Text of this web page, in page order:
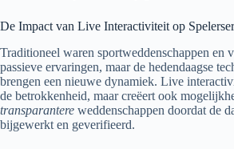
De Impact van Live Interactiviteit op
Traditioneel waren sportweddenschappen en
passieve ervaringen, maar de hedendaagse
brengen een nieuwe dynamiek. Live
de betrokkenheid, maar creëert ook
transparantere weddenschappen doordat de
bijgewerkt en geverifieerd.